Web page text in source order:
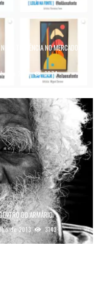
TENDÊNCIA NO MERCADO DA
de 2019 3874
DO ARMÁRIO
de 2013 3143